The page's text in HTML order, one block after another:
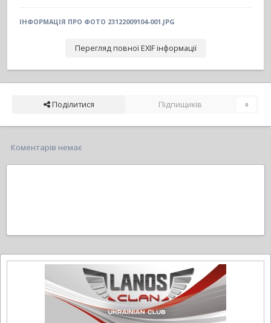
ІНФОРМАЦІЯ ПРО ФОТО 23122009104-001.JPG
Перегляд повної EXIF інформації
Поділитися Підпищиків 0
Коментарів немає